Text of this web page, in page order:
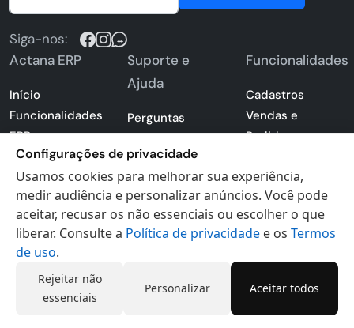
Siga-nos:
Actana ERP
Início
Funcionalidades
ERP
Preços e Planos
Atividades de
negócios
Seja um parceiro
Cadastre-se
Acessar conta
Sistema ERP
Apresentação
Suporte e
Ajuda
Perguntas
FAQ
Blog
Central de Ajuda
Contato
Sistema de
empresarial
Funcionalidades
Cadastros
Vendas e
Pedidos
Compras
Financeiro
Emissão de
Notas Fiscais
Gestão de
Boletos
Configurações de privacidade
Usamos cookies para melhorar sua experiência,
medir audiência e personalizar anúncios. Você pode
aceitar, recusar os não essenciais ou escolher o que
liberar. Consulte a Política de privacidade e os Termos
de uso.
Rejeitar não
essenciais
Personalizar Aceitar todos